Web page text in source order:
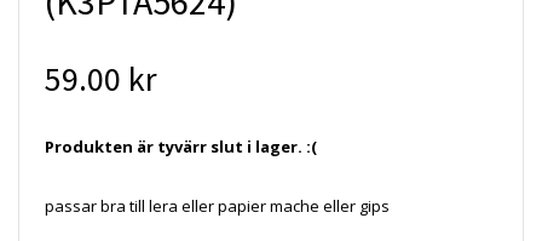
59.00 kr
Produkten är tyvärr slut i lager. :(
passar bra till lera eller papier mache eller gips